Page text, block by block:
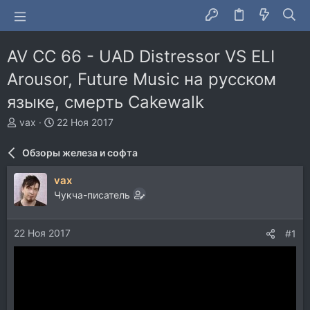
AV CC 66 - UAD Distressor VS ELI
Arousor, Future Music на русском
языке, смерть Cakewalk
А
т
р
т
е
ы
vax
Д
а
ч
л
а
22 Ноя 2017
Обзоры железа и софта
vax
Чукча-писатель
22 Ноя 2017 #1